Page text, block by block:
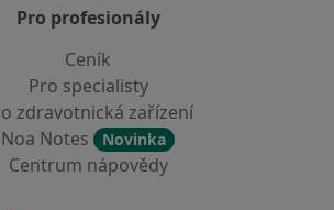
Pro profesionály
Ceník
Pro specialisty
zdravotnická zařízení
Noa Notes
Novinka
Centrum nápovědy